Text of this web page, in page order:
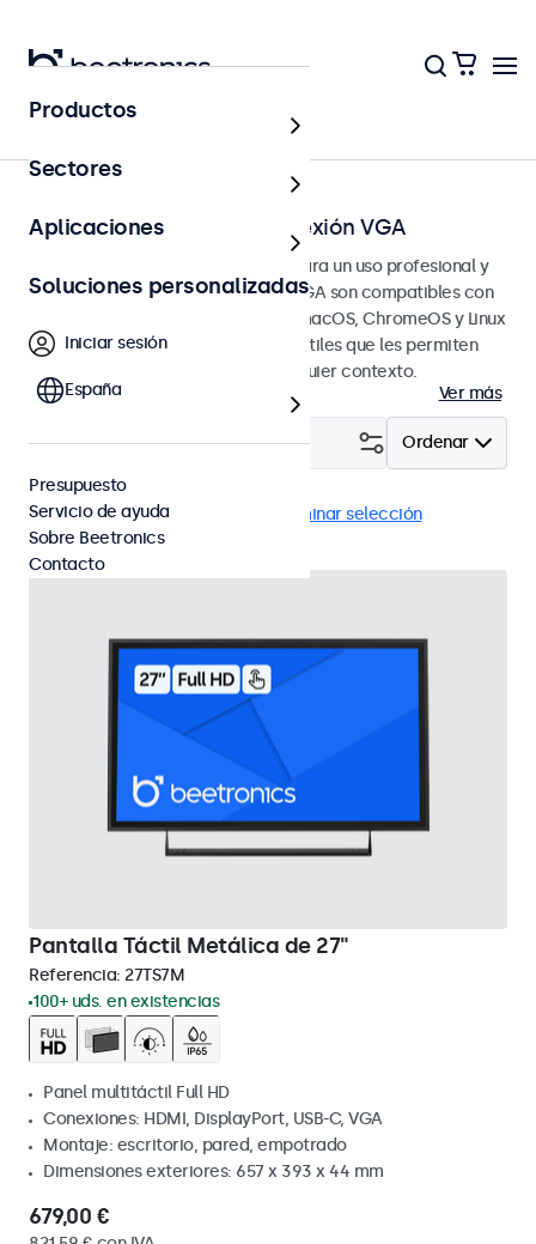
Página principal
Pantallas táctiles con conexión VGA
Pantallas táctiles VGA diseñadas para un uso profesional y
continuo. Estas pantallas táctiles VGA son compatibles con
los sistemas operativos Windows, macOS, ChromeOS y Linux
y tienen opciones de montaje versátiles que les permiten
integrarse perfectamente en cualquier contexto.
Ver más
Ordenar
Filtrar (2)
VGA Pantallas táctiles 27" Eliminar selección
Pantalla Táctil Metálica de 27"
Referencia: 27TS7M
100+ uds. en existencias
Panel multitáctil Full HD
Conexiones: HDMI, DisplayPort, USB-C, VGA
Montaje: escritorio, pared, empotrado
Dimensiones exteriores: 657 x 393 x 44 mm
679,00 €
Productos
Sectores
Aplicaciones
Soluciones personalizadas
Iniciar sesión
España
Presupuesto
Servicio de ayuda
Sobre Beetronics
Contacto